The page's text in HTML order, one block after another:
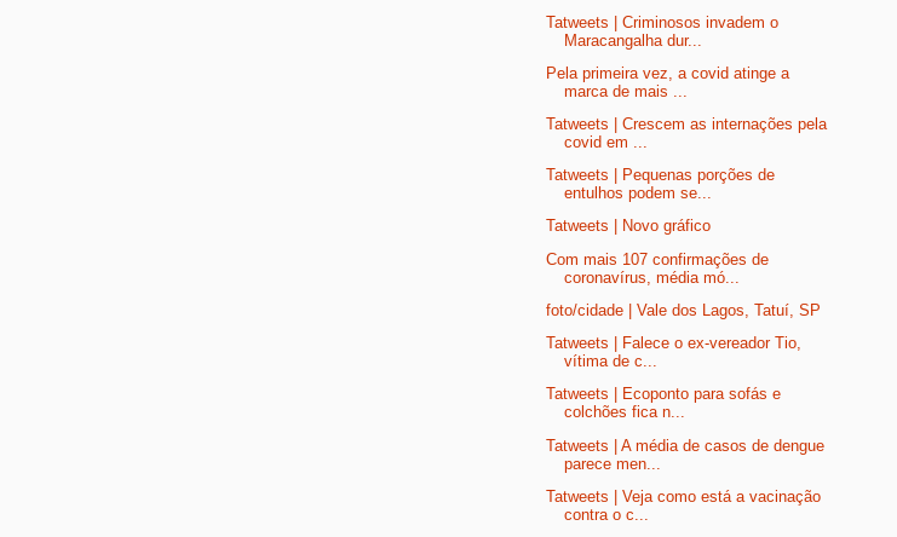
Tatweets | Criminosos invadem o
Maracangalha dur...
Pela primeira vez, a covid atinge a
marca de mais ...
Tatweets | Crescem as internações pela
covid em ...
Tatweets | Pequenas porções de
entulhos podem se...
Tatweets | Novo gráfico
Com mais 107 confirmações de
coronavírus, média mó...
foto/cidade | Vale dos Lagos, Tatuí, SP
Tatweets | Falece o ex-vereador Tio,
vítima de c...
Tatweets | Ecoponto para sofás e
colchões fica n...
Tatweets | A média de casos de dengue
parece men...
Tatweets | Veja como está a vacinação
contra o c...